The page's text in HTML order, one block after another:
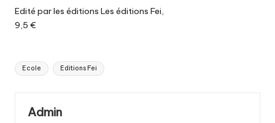
Edité par les éditions Les éditions Fei,
9,5 €
Tags:
Ecole Editions Fei
Admin